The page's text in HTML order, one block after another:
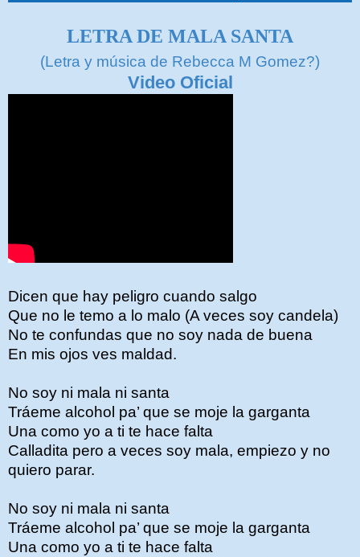
LETRA DE MALA SANTA
(Letra y música de Rebecca M Gomez?)
Video Oficial
Dicen que hay peligro cuando salgo
Que no le temo a lo malo (A veces soy candela)
No te confundas que no soy nada de buena
En mis ojos ves maldad.
No soy ni mala ni santa
Tráeme alcohol pa’ que se moje la garganta
Una como yo a ti te hace falta
Calladita pero a veces soy mala, empiezo y no
quiero parar.
No soy ni mala ni santa
Tráeme alcohol pa’ que se moje la garganta
Una como yo a ti te hace falta